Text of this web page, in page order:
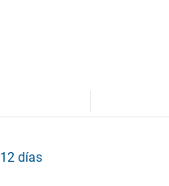
días